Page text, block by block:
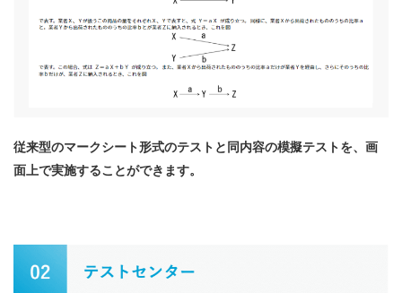
従来型のマークシート形式のテストと同内容の模擬テストを、画
面上で実施することができます。